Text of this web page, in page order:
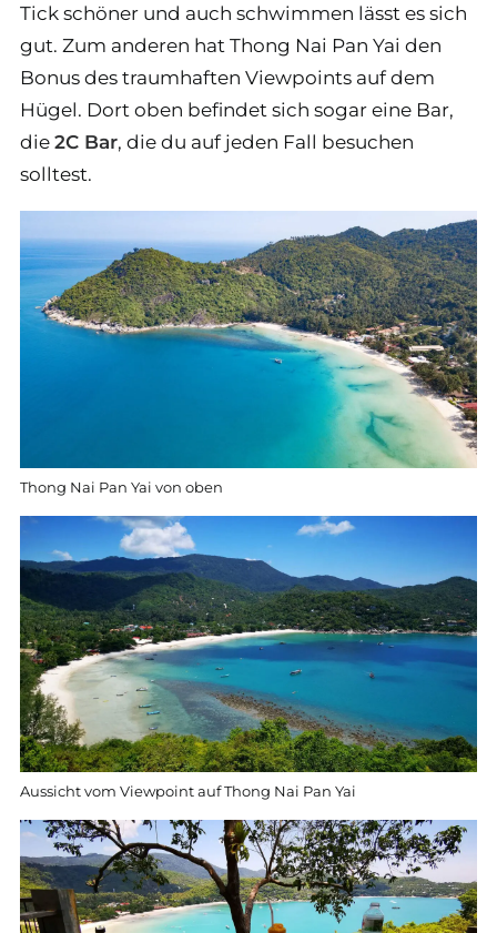
Tick schöner und auch schwimmen lässt es sich
gut. Zum anderen hat Thong Nai Pan Yai den
Bonus des traumhaften Viewpoints auf dem
Hügel. Dort oben befindet sich sogar eine Bar,
die 2C Bar, die du auf jeden Fall besuchen
solltest.
Thong Nai Pan Yai von oben
Aussicht vom Viewpoint auf Thong Nai Pan Yai